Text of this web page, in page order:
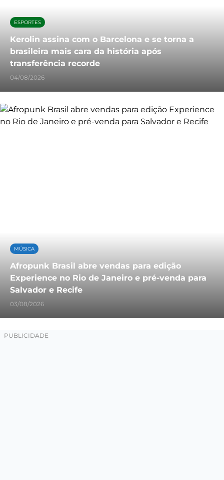
ESPORTES
Kerolin assina com o Barcelona e se torna a
brasileira mais cara da história após
transferência recorde
04/08/2026
MÚSICA
Afropunk Brasil abre vendas para edição
Experience no Rio de Janeiro e pré-venda para
Salvador e Recife
03/08/2026